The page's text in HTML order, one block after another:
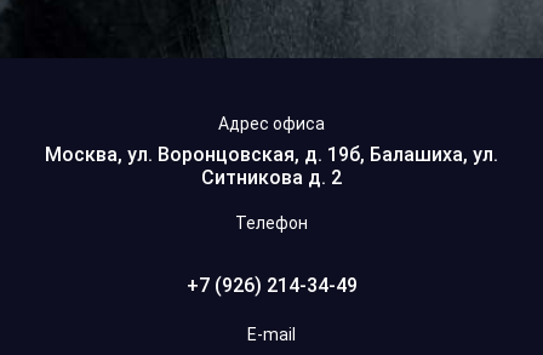
Адрес офиса
Москва, ул. Воронцовская, д. 19б, Балашиха, ул.
Ситникова д. 2
Телефон
+7 (926) 214-34-49
E-mail